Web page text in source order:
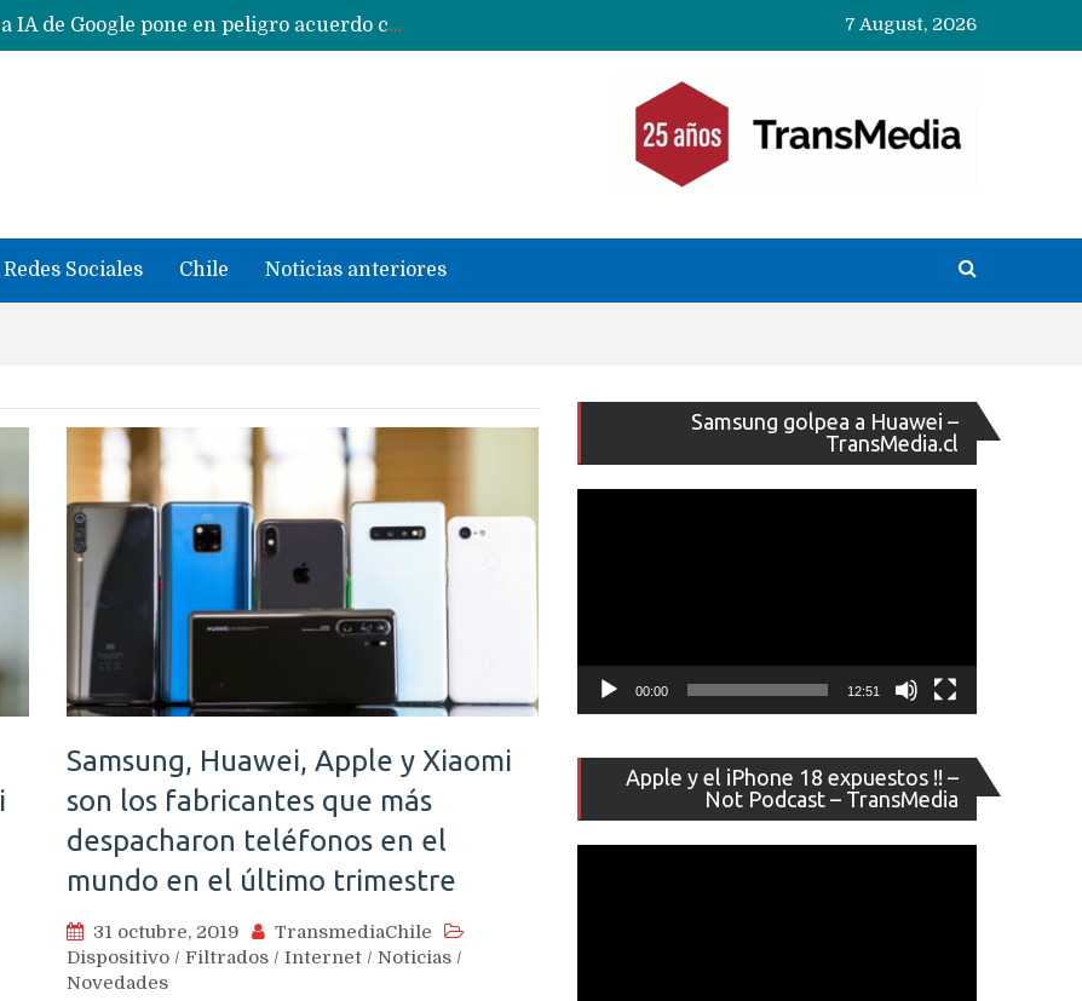
Reestructuración de fondo en área IA de Google pone en peligro acuerdo con Apple y salvataje de Siri
CXMT le dice NO a la venta de sus memorias a Apple y dará prioridad a Huawei y Xiaomi
7 August, 2026
Redes Sociales Chile Noticias anteriores
Samsung, Huawei, Apple y Xiaomi
son los fabricantes que más
despacharon teléfonos en el
mundo en el último trimestre
31 octubre, 2019
TransmediaChile
Dispositivo / Filtrados / Internet / Noticias /
Novedades
Samsung golpea a Huawei –
TransMedia.cl
de
vídeo
00:00 12:51
Apple y el iPhone 18 expuestos !! –
Not Podcast – TransMedia
de
vídeo